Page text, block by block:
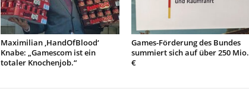
Maximilian ‚HandOfBlood‘
Knabe: „Gamescom ist ein
totaler Knochenjob.“
Games-Förderung des Bundes
summiert sich auf über 250 Mio.
€